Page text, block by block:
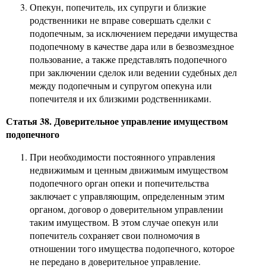
Опекун, попечитель, их супруги и близкие
родственники не вправе совершать сделки с
подопечным, за исключением передачи имущества
подопечному в качестве дара или в безвозмездное
пользование, а также представлять подопечного
при заключении сделок или ведении судебных дел
между подопечным и супругом опекуна или
попечителя и их близкими родственниками.
Статья 38. Доверительное управление имуществом
подопечного
При необходимости постоянного управления
недвижимым и ценным движимым имуществом
подопечного орган опеки и попечительства
заключает с управляющим, определенным этим
органом, договор о доверительном управлении
таким имуществом. В этом случае опекун или
попечитель сохраняет свои полномочия в
отношении того имущества подопечного, которое
не передано в доверительное управление.